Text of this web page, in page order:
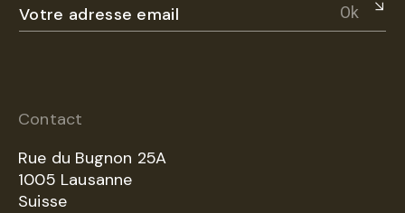
Ok
Contact
Rue du Bugnon 25A
1005 Lausanne
Suisse